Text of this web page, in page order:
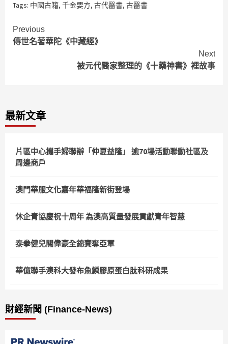
Tags: 中國古籍, 千金要方, 古代醫書, 古醫書
Continue
Reading
Previous
傳世名著華陀《中藏經》
Next
被元代醫家整理的《十藥神書》裡故事
最新文章
片區中心攜手婦聯辦「仲夏益隆」 逾70場活動聯動社區及
周邊商戶
澳門華服文化嘉年華福隆新街登場
休企青協慶祝十周年 為澳高質量發展貢獻青年智慧
泰拳健兒關偉豪全錦賽奪亞軍
華億聯手澳科大發布魚鱗膠原蛋白肽科研成果
財經新聞 (Finance-News)